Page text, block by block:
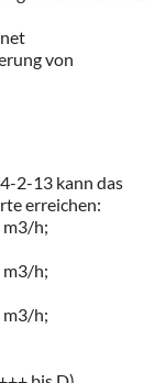
von
2-13 kann das
erreichen:
m3/h;
m3/h;
m3/h;